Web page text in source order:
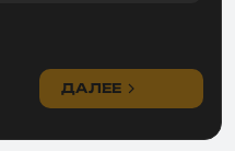
ДАЛЕЕ